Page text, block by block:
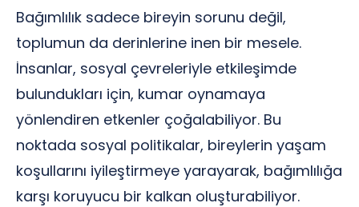
Bağımlılık sadece bireyin sorunu değil,
toplumun da derinlerine inen bir mesele.
İnsanlar, sosyal çevreleriyle etkileşimde
bulundukları için, kumar oynamaya
yönlendiren etkenler çoğalabiliyor. Bu
noktada sosyal politikalar, bireylerin yaşam
koşullarını iyileştirmeye yarayarak, bağımlılığa
karşı koruyucu bir kalkan oluşturabiliyor.